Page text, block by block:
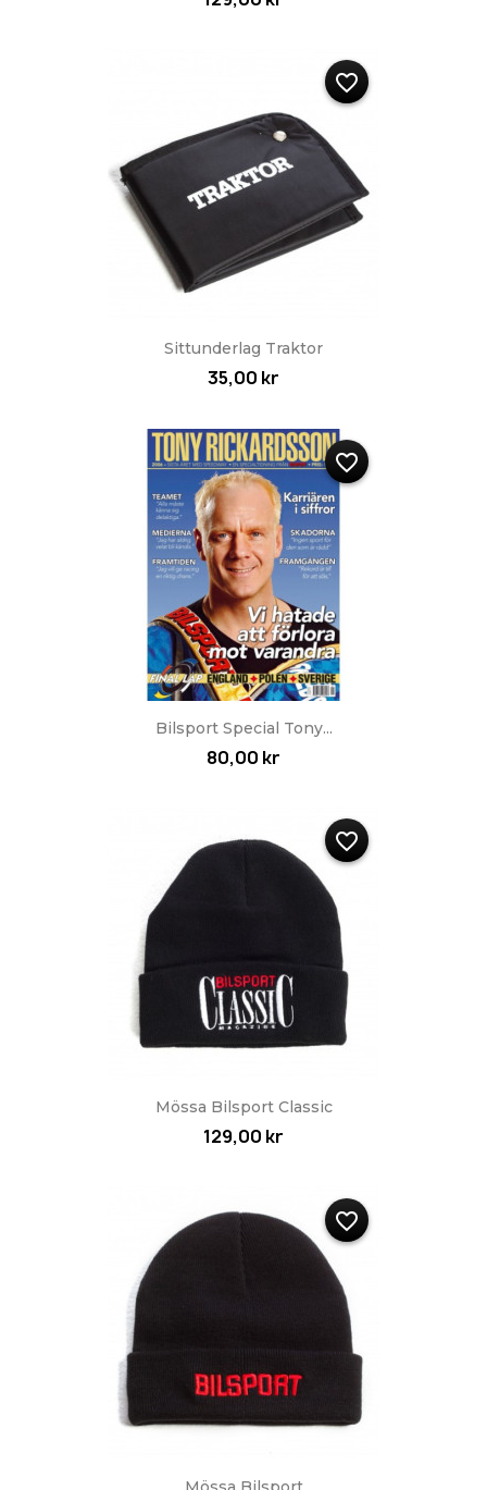
Sittunderlag Traktor
35,00 kr
favorite_border
Bilsport Special Tony...
80,00 kr
favorite_border
Mössa Bilsport Classic
129,00 kr
favorite_border
favorite_border